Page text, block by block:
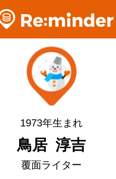
1973年生まれ
鳥居 淳吉
覆面ライター